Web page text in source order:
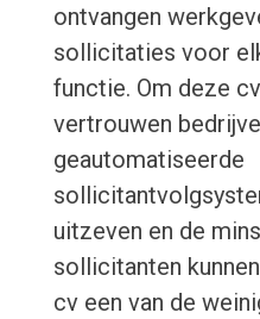
ontvangen
sollicitaties voor
functie. Om deze
vertrouwen
geautomatiseerde
uitzeven en de
sollicitanten
cv een van de